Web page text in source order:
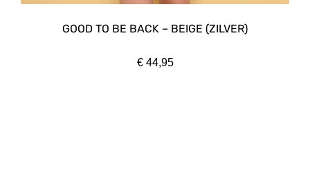
GOOD TO BE BACK – BEIGE (ZILVER)
€44,95